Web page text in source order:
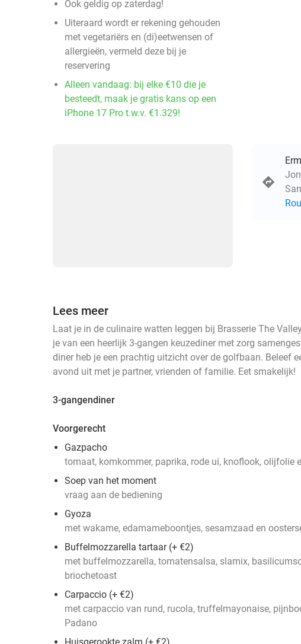
Ook geldig op zaterdag!
Uiteraard wordt er rekening gehouden
met vegetariërs en (di)eetwensen of
allergieën, vermeld deze bij je
reservering
Alleen vandaag: bij elke €10 die je
besteedt, maak je gratis kans op een
iPhone 17 Pro t.w.v. €1.329!
Lees meer
Laat je in de culinaire watten leggen bij Brasserie The
je van een heerlijk 3-gangen keuzediner met zorg
diner heb je een prachtig uitzicht over de golfbaan. Beleef
avond uit met je partner, vrienden of familie. Eet smakelijk!
3-gangendiner
Voorgerecht
Gazpacho
tomaat, komkommer, paprika, rode ui, knoflook, olijfolie
Soep van het moment
vraag aan de bediening
Gyoza
met wakame, edamameboontjes, sesamzaad en
Buffelmozzarella tartaar (+ €2)
met buffelmozzarella, tomatensalsa, slamix,
briochetoast
Carpaccio (+ €2)
met carpaccio van rund, rucola, truffelmayonaise,
Padano